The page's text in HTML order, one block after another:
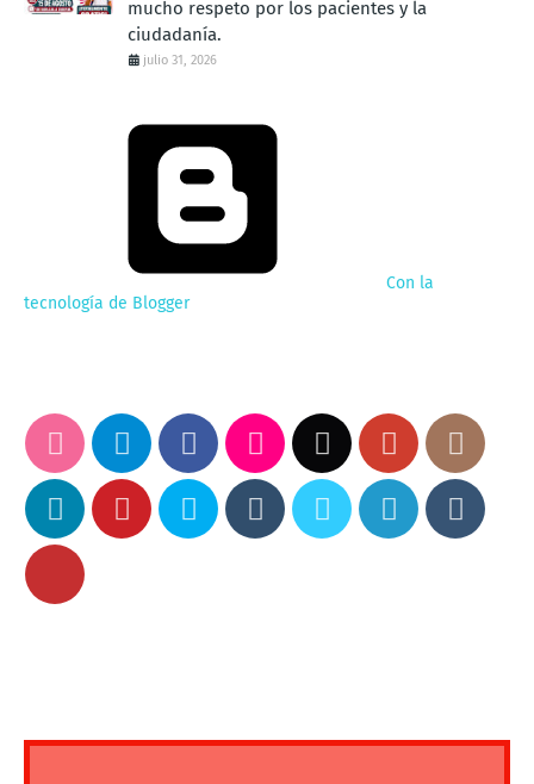
mucho respeto por los pacientes y la
ciudadanía.
julio 31, 2026
Con la
tecnología de Blogger